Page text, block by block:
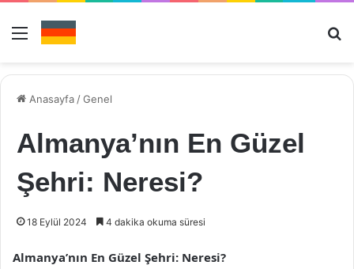
Menü
Anasayfa /Genel
Almanya’nın En Güzel
Şehri: Neresi?
18 Eylül 2024 4 dakika okuma süresi
Almanya’nın En Güzel Şehri: Neresi?